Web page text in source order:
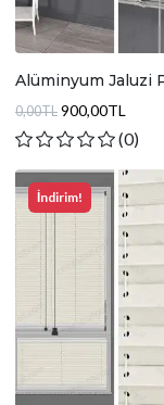
Alüminyum Jaluzi
0,00TL 900,00TL
(0)
İndirim!